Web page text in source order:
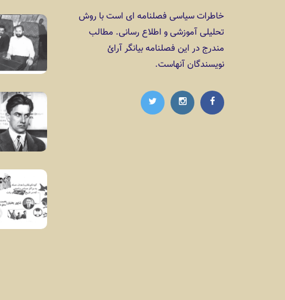
خاطرات سیاسی فصلنامه ای است با روش
تحلیلی آموزشی و اطلاع رسانی. مطالب
مندرج در این فصلنامه بیانگر آرائ
نویسندگان آنهاست.